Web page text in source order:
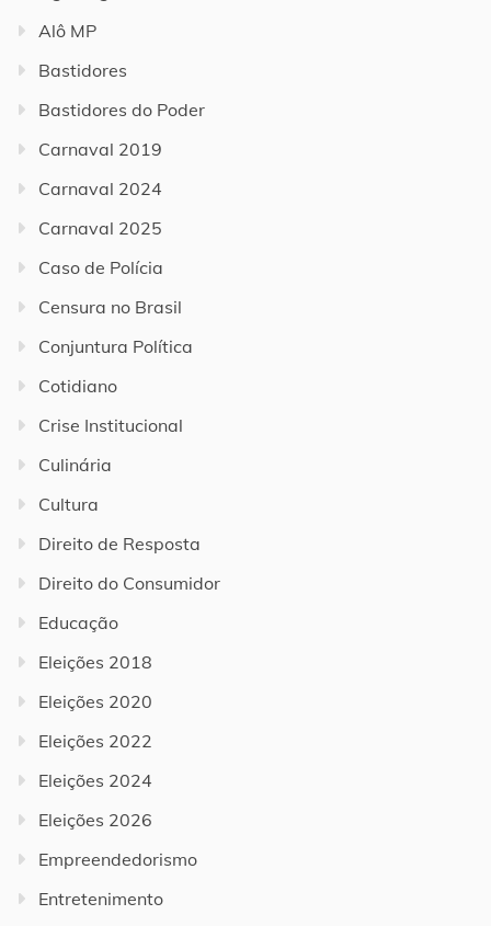
Alô MP
Bastidores
Bastidores do Poder
Carnaval 2019
Carnaval 2024
Carnaval 2025
Caso de Polícia
Censura no Brasil
Conjuntura Política
Cotidiano
Crise Institucional
Culinária
Cultura
Direito de Resposta
Direito do Consumidor
Educação
Eleições 2018
Eleições 2020
Eleições 2022
Eleições 2024
Eleições 2026
Empreendedorismo
Entretenimento